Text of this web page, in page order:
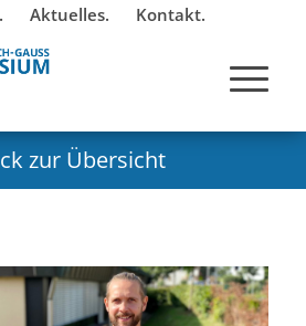
Aktuelles. Kontakt.
zur Übersicht